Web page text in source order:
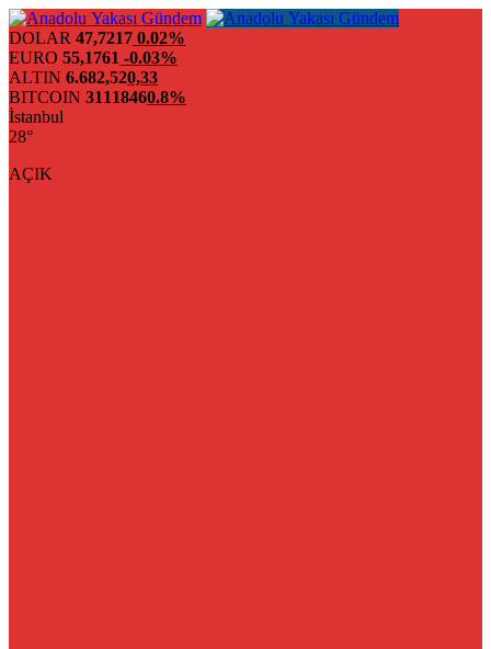
DOLAR 47,7217 0.02%
EURO 55,1761 -0.03%
ALTIN 6.682,520,33
BITCOIN 31118460.8%
İstanbul
28°
AÇIK